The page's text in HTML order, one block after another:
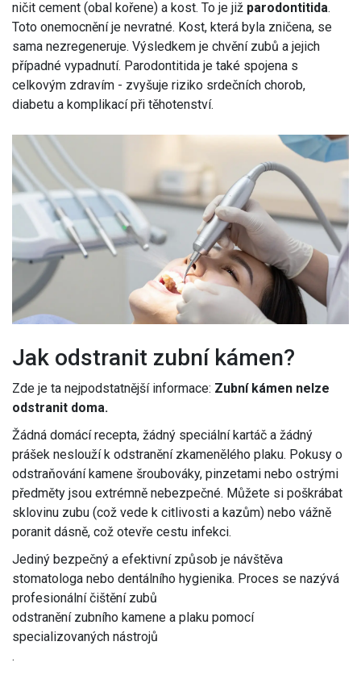
ničit cement (obal kořene) a kost. To je již parodontitida.
Toto onemocnění je nevratné. Kost, která byla zničena, se
sama nezregeneruje. Výsledkem je chvění zubů a jejich
případné vypadnutí. Parodontitida je také spojena s
celkovým zdravím - zvyšuje riziko srdečních chorob,
diabetu a komplikací při těhotenství.
Jak odstranit zubní kámen?
Zde je ta nejpodstatnější informace: Zubní kámen nelze
odstranit doma.
Žádná domácí recepta, žádný speciální kartáč a žádný
prášek neslouží k odstranění zkamenělého plaku. Pokusy o
odstraňování kamene šroubováky, pinzetami nebo ostrými
předměty jsou extrémně nebezpečné. Můžete si poškrábat
sklovinu zubu (což vede k citlivosti a kazům) nebo vážně
poranit dásně, což otevře cestu infekci.
Jediný bezpečný a efektivní způsob je návštěva
stomatologa nebo dentálního hygienika. Proces se nazývá
profesionální čištění zubů
odstranění zubního kamene a plaku pomocí
specializovaných nástrojů
.